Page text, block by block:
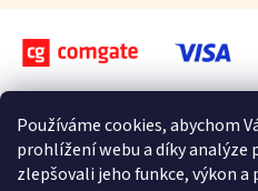
Používáme cookies, abychom
prohlížení webu a díky analýze
zlepšovali jeho funkce, výkon